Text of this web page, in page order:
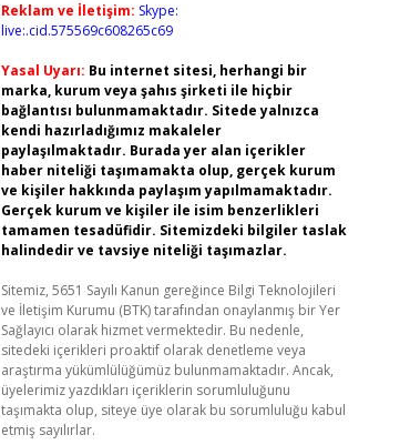
Reklam ve İletişim: Skype:
live:.cid.575569c608265c69
Yasal Uyarı: Bu internet sitesi, herhangi bir
marka, kurum veya şahıs şirketi ile hiçbir
bağlantısı bulunmamaktadır. Sitede yalnızca
kendi hazırladığımız makaleler
paylaşılmaktadır. Burada yer alan içerikler
haber niteliği taşımamakta olup, gerçek kurum
ve kişiler hakkında paylaşım yapılmamaktadır.
Gerçek kurum ve kişiler ile isim benzerlikleri
tamamen tesadüfidir. Sitemizdeki bilgiler taslak
halindedir ve tavsiye niteliği taşımazlar.
Sitemiz, 5651 Sayılı Kanun gereğince Bilgi Teknolojileri
ve İletişim Kurumu (BTK) tarafından onaylanmış bir Yer
Sağlayıcı olarak hizmet vermektedir. Bu nedenle,
sitedeki içerikleri proaktif olarak denetleme veya
araştırma yükümlülüğümüz bulunmamaktadır. Ancak,
üyelerimiz yazdıkları içeriklerin sorumluluğunu
taşımakta olup, siteye üye olarak bu sorumluluğu kabul
etmiş sayılırlar.